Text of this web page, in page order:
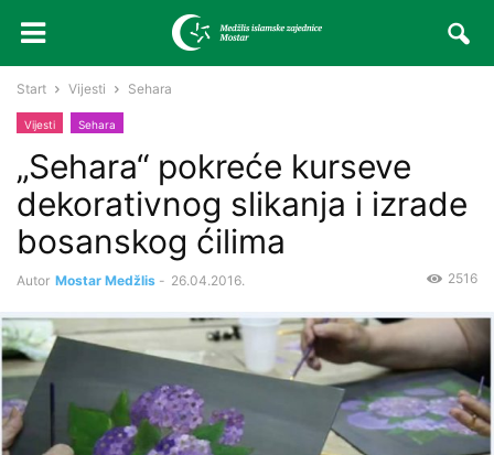
Start Vijesti Sehara
Vijesti Sehara
„Sehara“ pokreće kurseve
dekorativnog slikanja i izrade
bosanskog ćilima
Autor Mostar Medžlis - 26.04.2016. 2516